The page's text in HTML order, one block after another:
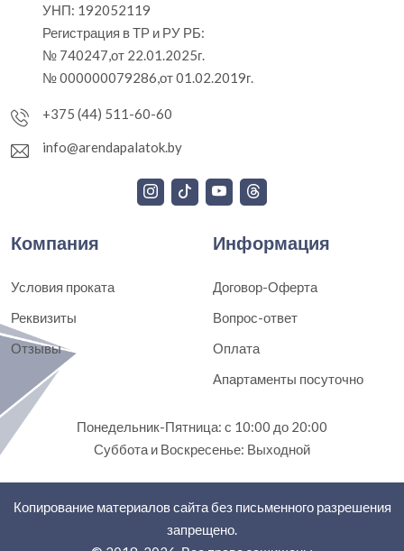
УНП: 192052119
Регистрация в ТР и РУ РБ:
№ 740247,от 22.01.2025г.
№ 000000079286,от 01.02.2019г.
+375 (44) 511-60-60
info@arendapalatok.by
Компания
Условия проката
Реквизиты
Отзывы
Информация
Договор-Оферта
Вопрос-ответ
Оплата
Апартаменты посуточно
Понедельник-Пятница: с 10:00 до 20:00
Суббота и Воскресенье: Выходной
Копирование материалов сайта без письменного разрешения
запрещено.